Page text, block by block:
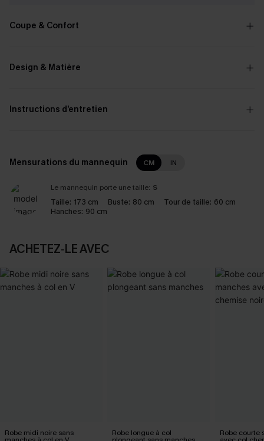
Coupe & Confort
Design & Matière
Instructions d’entretien
Mensurations du mannequin CM IN
Le mannequin porte une taille: S
Taille: 173 cm Buste: 80 cm Tour de taille: 60 cm
Hanches: 90 cm
ACHETEZ‑LE AVEC
Robe midi noire sans Robe longue à col Robe courte